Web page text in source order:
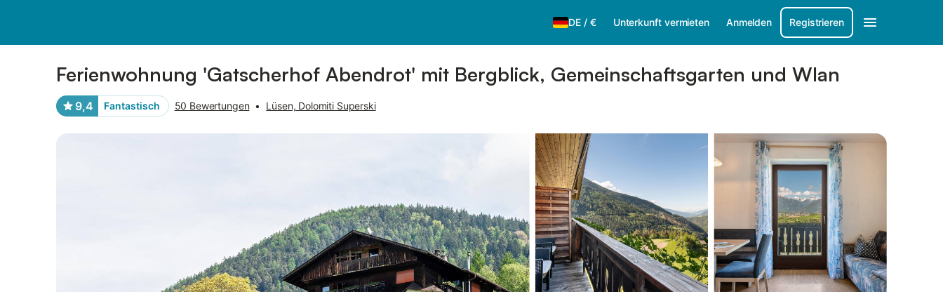
DE / € Unterkunft vermieten Anmelden Registrieren
Ferienwohnung 'Gatscherhof Abendrot' mit Bergblick, Gemeinschaftsgarten und Wlan
9,4 Fantastisch 50 Bewertungen • Lüsen, Dolomiti Superski